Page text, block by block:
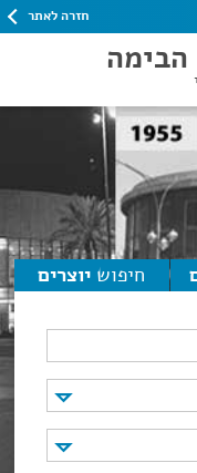
חזרה לאתר
הבימה
חיפוש יוצרים